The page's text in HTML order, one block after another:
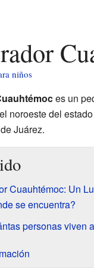
niños
es un
noroeste del
Juárez.
Cuauhtémoc: Un
se encuentra?
personas viven